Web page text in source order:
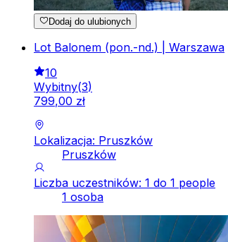
Dodaj do ulubionych
Lot Balonem (pon.-nd.) | Warszawa
10
Wybitny(3)
799,00 zł
Lokalizacja: Pruszków
Pruszków
Liczba uczestników: 1 do 1 people
1 osoba